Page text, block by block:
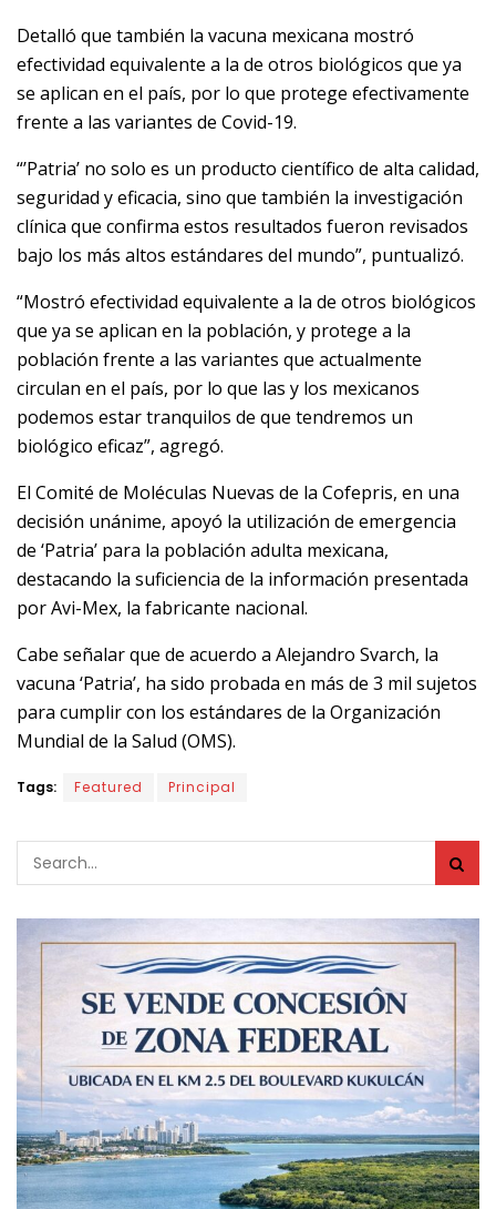
Detalló que también la vacuna mexicana mostró
efectividad equivalente a la de otros biológicos que ya
se aplican en el país, por lo que protege efectivamente
frente a las variantes de Covid-19.
“’Patria’ no solo es un producto científico de alta calidad,
seguridad y eficacia, sino que también la investigación
clínica que confirma estos resultados fueron revisados
bajo los más altos estándares del mundo”, puntualizó.
“Mostró efectividad equivalente a la de otros biológicos
que ya se aplican en la población, y protege a la
población frente a las variantes que actualmente
circulan en el país, por lo que las y los mexicanos
podemos estar tranquilos de que tendremos un
biológico eficaz”, agregó.
El Comité de Moléculas Nuevas de la Cofepris, en una
decisión unánime, apoyó la utilización de emergencia
de ‘Patria’ para la población adulta mexicana,
destacando la suficiencia de la información presentada
por Avi-Mex, la fabricante nacional.
Cabe señalar que de acuerdo a Alejandro Svarch, la
vacuna ‘Patria’, ha sido probada en más de 3 mil sujetos
para cumplir con los estándares de la Organización
Mundial de la Salud (OMS).
Tags: Featured Principal